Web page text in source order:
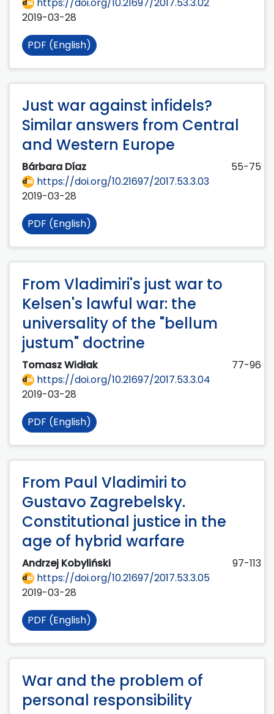
2019-03-28
PDF (English)
Just war against infidels?
Similar answers from Central
and Western Europe
Bárbara Díaz
55-75
https://doi.org/10.21697/2017.53.3.03
2019-03-28
PDF (English)
From Vladimiri's just war to
Kelsen's lawful war: the
universality of the "bellum
justum" doctrine
Tomasz Widłak
77-96
https://doi.org/10.21697/2017.53.3.04
2019-03-28
PDF (English)
From Paul Vladimiri to
Gustavo Zagrebelsky.
Constitutional justice in the
age of hybrid warfare
Andrzej Kobyliński
97-113
https://doi.org/10.21697/2017.53.3.05
2019-03-28
PDF (English)
War and the problem of
personal responsibility